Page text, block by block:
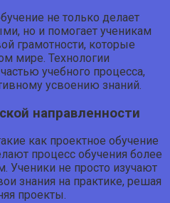
не только делает
но и помогает ученикам
грамотности, которые
мире. Технологии
учебного процесса,
усвоению знаний.
направленности
как проектное обучение
процесс обучения более
Ученики не просто изучают
знания на практике, решая
проекты.